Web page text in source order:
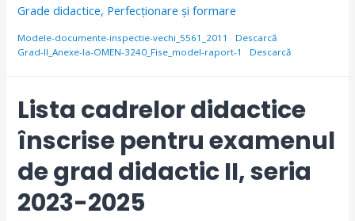
Grade didactice, Perfecționare și formare
Modele-documente-inspectie-vechi_5561_2011
Descarcă
Grad-II_Anexe-la-OMEN-3240_Fise_model-raport-1
Descarcă
Lista cadrelor didactice
înscrise pentru examenul
de grad didactic II, seria
2023-2025